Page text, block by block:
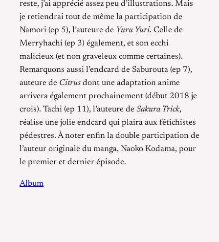
reste, j’ai apprécié assez peu d’illustrations. Mais
je retiendrai tout de même la participation de
Namori (ep 5), l’auteure de Yuru Yuri. Celle de
Merryhachi (ep 3) également, et son ecchi
malicieux (et non graveleux comme certaines).
Remarquons aussi l’endcard de Saburouta (ep 7),
auteure de Citrus dont une adaptation anime
arrivera également prochainement (début 2018 je
crois). Tachi (ep 11), l’auteure de Sakura Trick,
réalise une jolie endcard qui plaira aux fétichistes
pédestres. À noter enfin la double participation de
l’auteur originale du manga, Naoko Kodama, pour
le premier et dernier épisode.
Album